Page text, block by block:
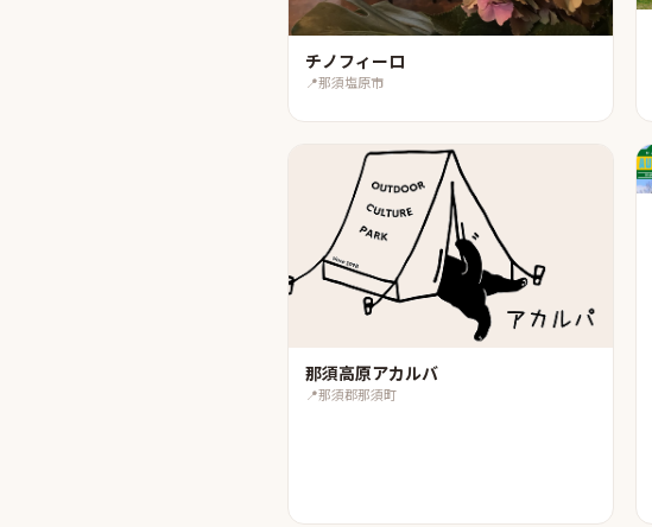
チノフィーロ
📍那須塩原市
那須高原アカルバ
📍那須郡那須町